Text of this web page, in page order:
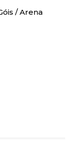
/ Arena